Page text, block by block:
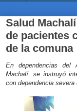
Salud
de pacientes
de la comuna
En dependencias del
Machalí, se instruyó
con dependencia